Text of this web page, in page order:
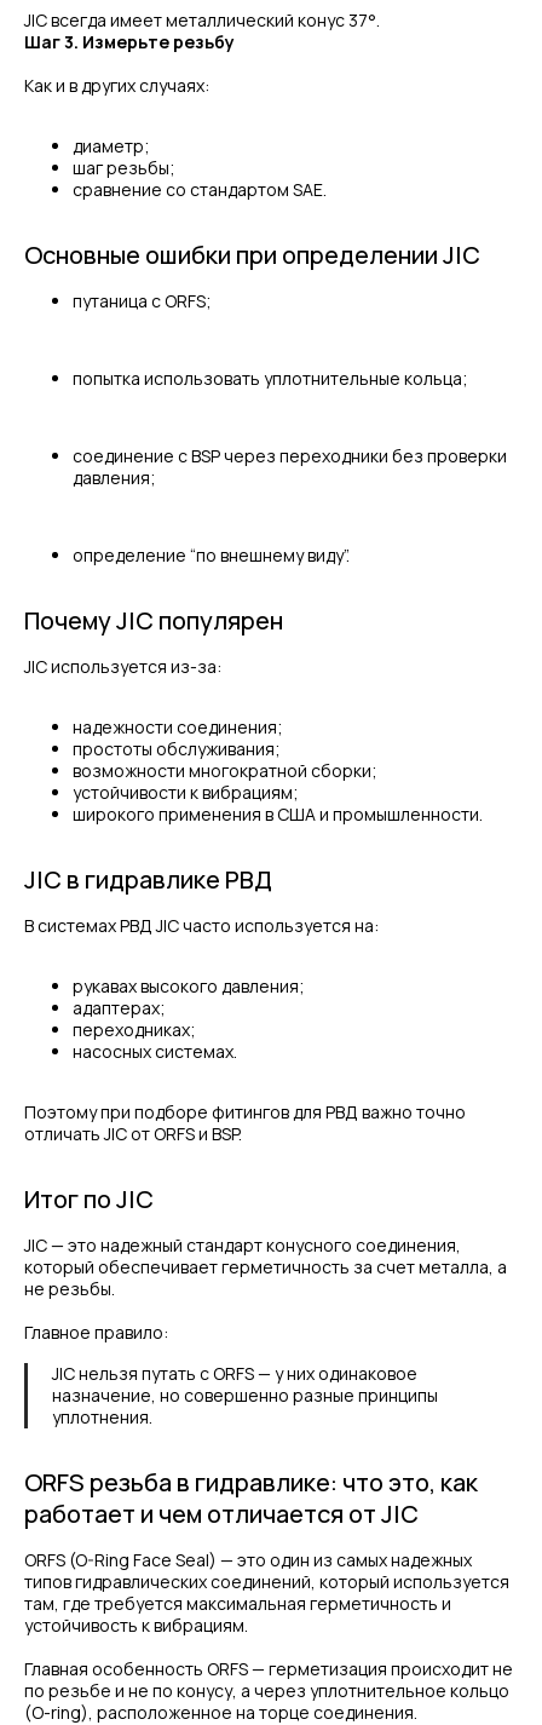
JIC всегда имеет металлический конус 37°.
Шаг 3. Измерьте резьбу
Как и в других случаях:
диаметр;
шаг резьбы;
сравнение со стандартом SAE.
Основные ошибки при определении JIC
путаница с ORFS;
попытка использовать уплотнительные кольца;
соединение с BSP через переходники без проверки
давления;
определение “по внешнему виду”.
Почему JIC популярен
JIC используется из-за:
надежности соединения;
простоты обслуживания;
возможности многократной сборки;
устойчивости к вибрациям;
широкого применения в США и промышленности.
JIC в гидравлике РВД
В системах РВД JIC часто используется на:
рукавах высокого давления;
адаптерах;
переходниках;
насосных системах.
Поэтому при подборе фитингов для РВД важно точно
отличать JIC от ORFS и BSP.
Итог по JIC
JIC — это надежный стандарт конусного соединения,
который обеспечивает герметичность за счет металла, а
не резьбы.
Главное правило:
JIC нельзя путать с ORFS — у них одинаковое
назначение, но совершенно разные принципы
уплотнения.
ORFS резьба в гидравлике: что это, как
работает и чем отличается от JIC
ORFS (O-Ring Face Seal) — это один из самых надежных
типов гидравлических соединений, который используется
там, где требуется максимальная герметичность и
устойчивость к вибрациям.
Главная особенность ORFS — герметизация происходит не
по резьбе и не по конусу, а через уплотнительное кольцо
(O-ring), расположенное на торце соединения.